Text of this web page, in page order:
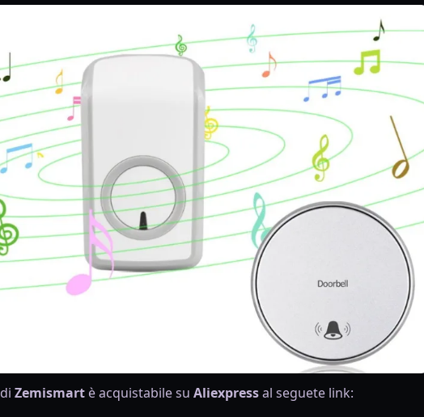
di Zemismart è acquistabile su Aliexpressal seguete link: